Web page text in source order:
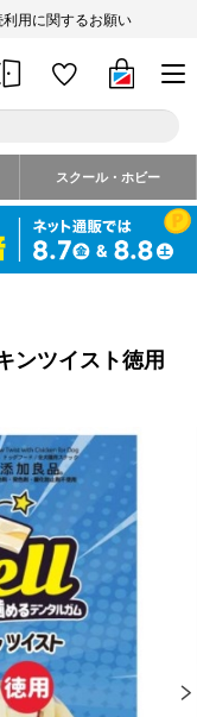
利用に関するお願い
スクール・ホビー
ンツイスト徳用